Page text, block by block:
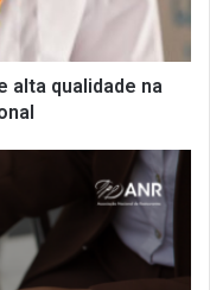
alta qualidade na